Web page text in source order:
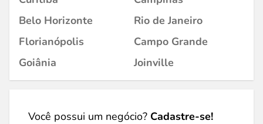
Belo Horizonte
Rio de Janeiro
Florianópolis
Campo Grande
Goiânia
Joinville
Você possui um negócio? Cadastre-se!